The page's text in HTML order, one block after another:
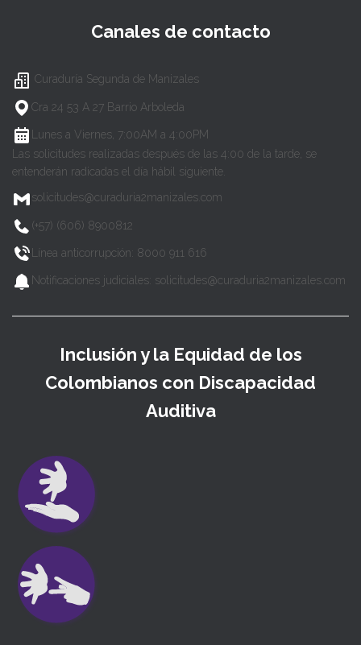
Canales de contacto
Curaduría Segunda de Manizales
Cra 24 53 A 27 Barrio Arboleda
Lunes a Viernes, 7:00AM a 4:00PM
Las solicitudes realizadas después de las 4:00 de la tarde, se
entenderán radicadas el día hábil siguiente.
solicitudes@curaduria2manizales.com
(+57) (606) 8900812
Línea anticorrupción: 8000 911 616
Notificaciones judiciales: solicitudes@curaduria2manizales.com
Inclusión y la Equidad de los
Colombianos con Discapacidad
Auditiva